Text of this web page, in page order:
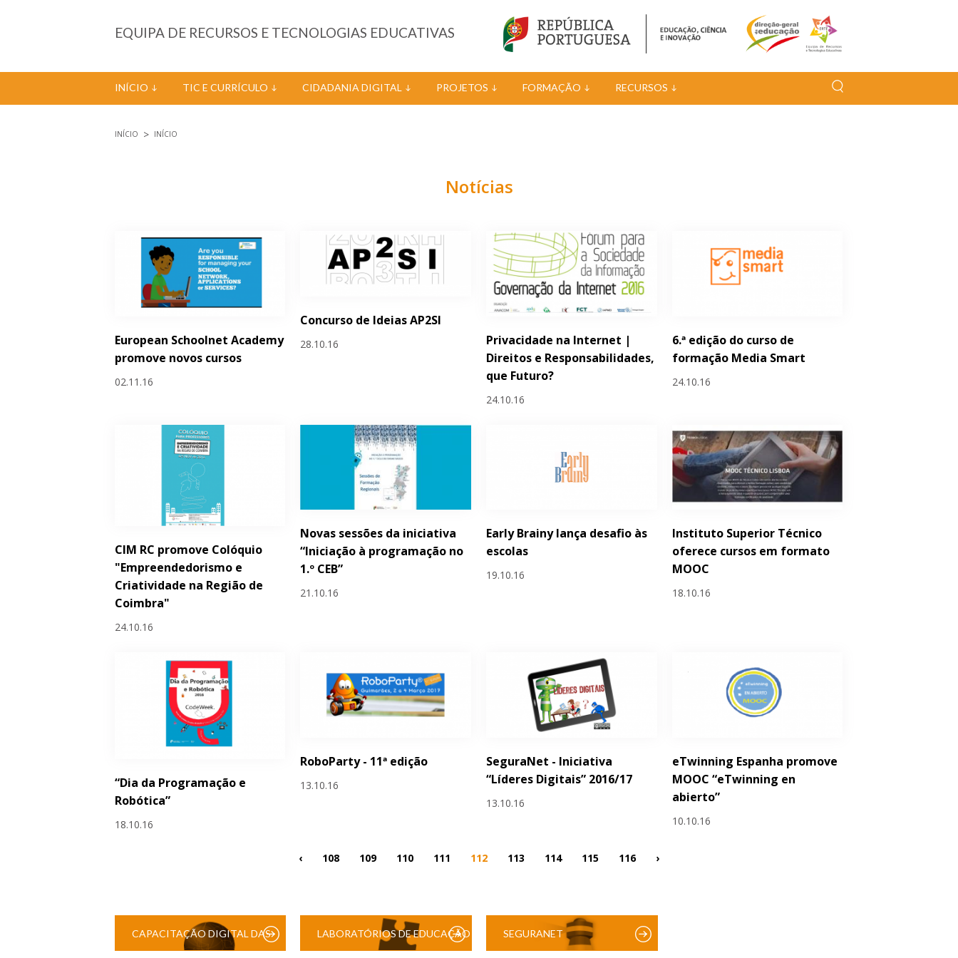
EQUIPA DE RECURSOS E TECNOLOGIAS EDUCATIVAS
INÍCIO TIC E CURRÍCULO CIDADANIA DIGITAL PROJETOS FORMAÇÃO RECURSOS
INÍCIO INÍCIO
Notícias
European Schoolnet Academy
promove novos cursos
02.11.16
Concurso de Ideias AP2SI
28.10.16
Privacidade na Internet |
Direitos e Responsabilidades,
que Futuro?
24.10.16
6.ª edição do curso de
formação Media Smart
24.10.16
CIM RC promove Colóquio
"Empreendedorismo e
Criatividade na Região de
Coimbra"
24.10.16
Novas sessões da iniciativa
“Iniciação à programação no
1.º CEB”
21.10.16
Early Brainy lança desafio às
escolas
19.10.16
Instituto Superior Técnico
oferece cursos em formato
MOOC
18.10.16
“Dia da Programação e
Robótica”
18.10.16
RoboParty - 11ª edição
13.10.16
SeguraNet - Iniciativa
“Líderes Digitais” 2016/17
13.10.16
eTwinning Espanha promove
MOOC “eTwinning en
abierto”
10.10.16
Páginas
‹ 108 109 110 111 112 113 114 115 116 ›
CAPACITAÇÃO DIGITAL DAS LABORATÓRIOS DE EDUCAÇÃO SEGURANET